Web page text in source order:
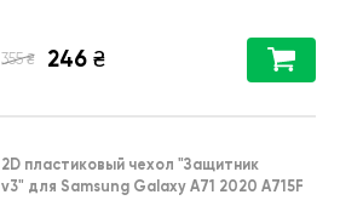
355 ₴ 246 ₴
2D пластиковый чехол "Защитник
v3" для Samsung Galaxy A71 2020 A715F